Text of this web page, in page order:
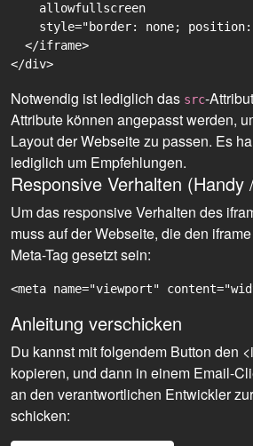
    allowfullscreen
style="border: none;
  </iframe>
Notwendig ist lediglich das src-
Attribute können angepasst werden,
Layout der Webseite zu passen. Es
lediglich um Empfehlungen.
Responsive Verhalten (Handy
Um das responsive Verhalten des
muss auf der Webseite, die den
Meta-Tag gesetzt sein:
<meta name="viewport"
Anleitung verschicken
Du kannst mit folgendem Button den
kopieren, und dann in einem Email-
an den verantwortlichen Entwickler
schicken: